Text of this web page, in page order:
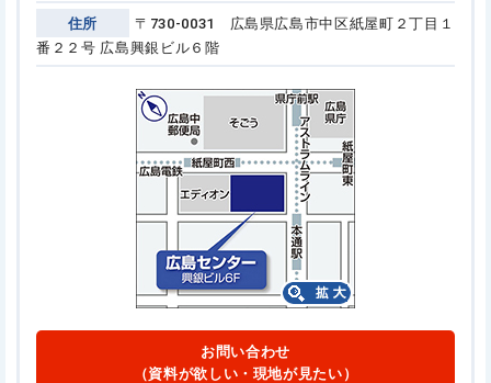
住所
〒730-0031 広島県広島市中区紙屋町２丁目１
番２２号 広島興銀ビル６階
お問い合わせ
（資料が欲しい・現地が見たい）